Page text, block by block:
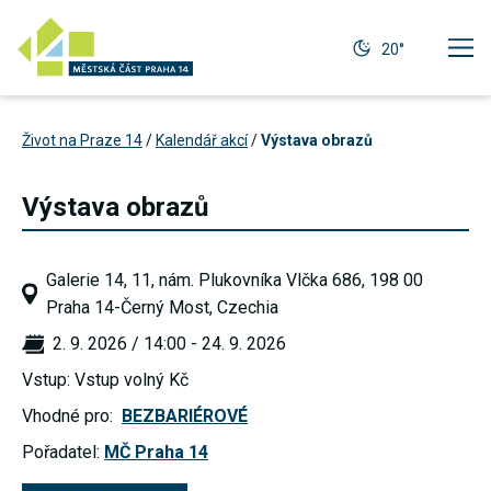
20°
Život na Praze 14/ Kalendář akcí/Výstava obrazů
Výstava obrazů
Galerie 14, 11, nám. Plukovníka Vlčka 686, 198 00
Praha 14-Černý Most, Czechia
2. 9. 2026 / 14:00 - 24. 9. 2026
Vstup: Vstup volný Kč
Vhodné pro: BEZBARIÉROVÉ
Pořadatel: MČ Praha 14